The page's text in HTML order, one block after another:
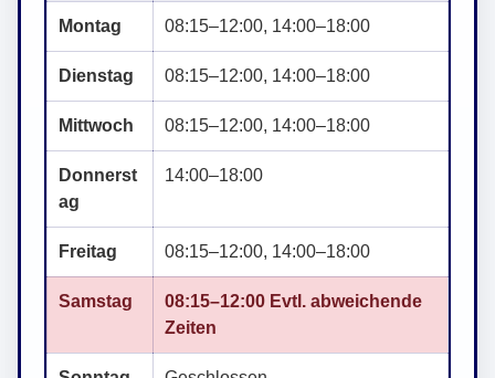
Montag 08:15–12:00, 14:00–18:00
Dienstag 08:15–12:00, 14:00–18:00
Mittwoch 08:15–12:00, 14:00–18:00
Donnerst
ag
14:00–18:00
Freitag 08:15–12:00, 14:00–18:00
Samstag
08:15–12:00 Evtl. abweichende
Zeiten